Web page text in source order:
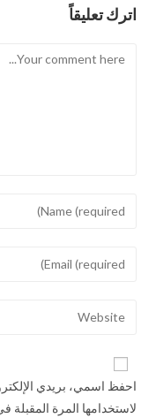
اترك تعليقاً
احفظ اسمي، بريدي
لاستخدامها المرة المقبلة